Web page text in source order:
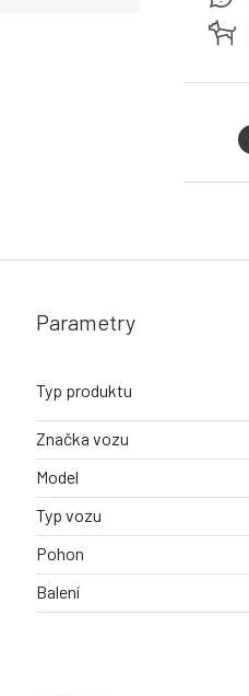
Parametry
Typ produktu
Značka vozu
Model
Typ vozu
Pohon
Balení